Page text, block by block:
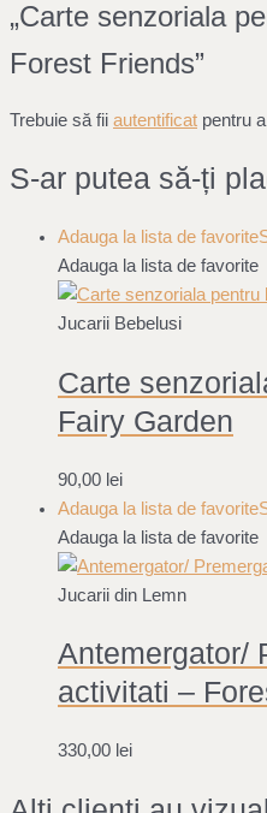
„Carte senzoriala
Forest Friends”
Trebuie să fii autentificat pentru
S-ar putea să-ți
Adauga la lista de favorite
Adauga la lista de favorite
Jucarii Bebelusi
Carte
Fairy Garden
90,00 lei
Adauga la lista de favorite
Adauga la lista de favorite
Jucarii din Lemn
Antemergator/
activitati –
330,00 lei